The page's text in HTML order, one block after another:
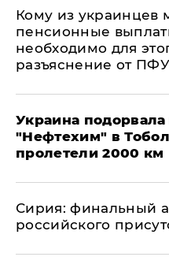
Кому из украинцев
пенсионные
необходимо для
разъяснение от ПФУ
Украина подорвала
"Нефтехим" в
пролетели 2000 км
​Сирия: финальный
российского